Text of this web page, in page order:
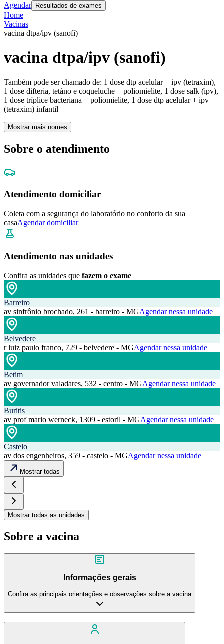
Agendar Resultados de exames
Home
Vacinas
vacina dtpa/ipv (sanofi)
vacina dtpa/ipv (sanofi)
Também pode ser chamado de: 1 dose dtp acelular + ipv (tetraxim),
1 dose difteria, tetáno e coqueluche + poliomielite, 1 dose salk (ipv),
1 dose tríplice bacteriana + poliomielite, 1 dose dtp acelular + ipv
(tetraxim) infantil
Mostrar mais nomes
Sobre o atendimento
Atendimento domiciliar
Coleta com a segurança do laboratório no conforto da sua
casaAgendar domiciliar
Atendimento nas unidades
Confira as unidades que fazem o exame
Barreiro
av sinfrônio brochado, 261 - barreiro - MGAgendar nessa unidade
Belvedere
r luiz paulo franco, 729 - belvedere - MGAgendar nessa unidade
Betim
av governador valadares, 532 - centro - MGAgendar nessa unidade
Buritis
av prof mario werneck, 1309 - estoril - MGAgendar nessa unidade
Castelo
av dos engenheiros, 359 - castelo - MGAgendar nessa unidade
Mostrar todas
Mostrar todas as unidades
Sobre a vacina
Informações gerais
Confira as principais orientações e observações sobre a vacina